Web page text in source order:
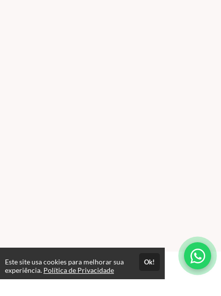
FAQ
Este site usa cookies para melhorar sua
experiência. Política de Privacidade
Ok!